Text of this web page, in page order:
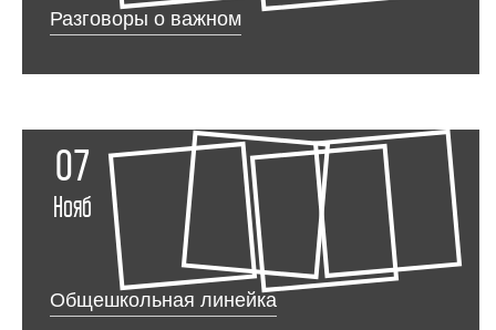
Разговоры о важном
07
Нояб
Общешкольная линейка